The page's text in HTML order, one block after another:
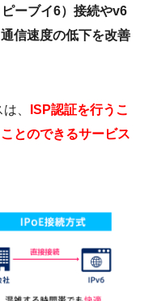
ーブイ6）接続やv6
信速度の低下を改善
、
ISP認証を行うこ
とのできるサービス